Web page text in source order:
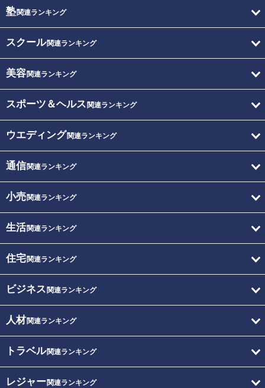
塾関連ランキング
スクール関連ランキング
美容関連ランキング
スポーツ＆ヘルス 関連ランキング
ウエディング関連ランキング
通信関連ランキング
小売関連ランキング
生活関連ランキング
住宅関連ランキング
ビジネス 関連ランキング
人材関連ランキング
トラベル関連ランキング
レジャー関連ランキング